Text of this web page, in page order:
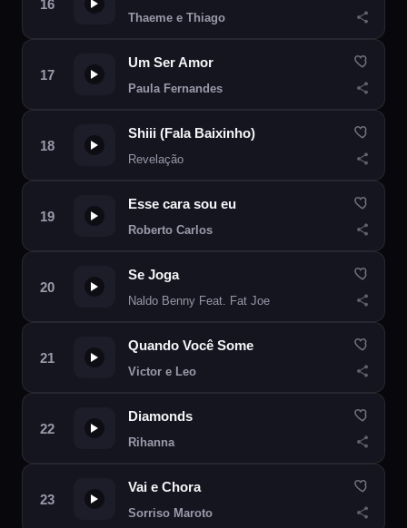
Thaeme e Thiago
Um Ser Amor
Paula Fernandes
Shiii (Fala Baixinho)
Revelação
Esse cara sou eu
Roberto Carlos
Se Joga
Naldo Benny Feat. Fat Joe
Quando Você Some
Victor e Leo
Diamonds
Rihanna
Vai e Chora
Sorriso Maroto